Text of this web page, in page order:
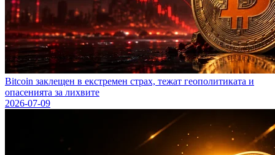
Bitcoin заклещен в екстремен страх, тежат геополитиката и
опасенията за лихвите
2026-07-09